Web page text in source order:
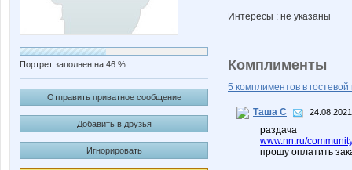
Портрет заполнен на 46 %
Отправить приватное сообщение
Добавить в друзья
Игнорировать
Интересы : не указаны
Комплименты
5 комплиментов в гостевой
Таша С
раздача
www.nn.ru/
прошу оплатить